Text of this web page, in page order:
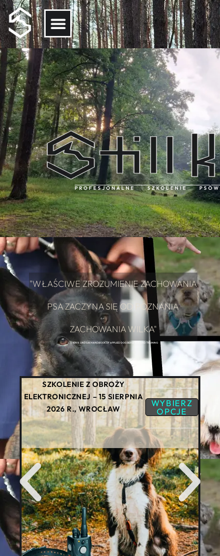
tel. 664 494 038 e-mail:
stillk9.dogtraining@gmail.com
PROFESJONALNE SZKOLENIE PSÓW
"WŁAŚCIWE ZROZUMIENIE ZACHOWANIA
PSA ZACZYNA SIĘ OD POZNANIA
ZACHOWANIA WILKA"
STEVEN R. LINDSAY, HANDBOOK OF APPLIED DOG BEHAVIOR AND TRAINING
SPACERY SOCJALIZACYJNE
DOWIEDZ SIĘ
WIĘCEJ